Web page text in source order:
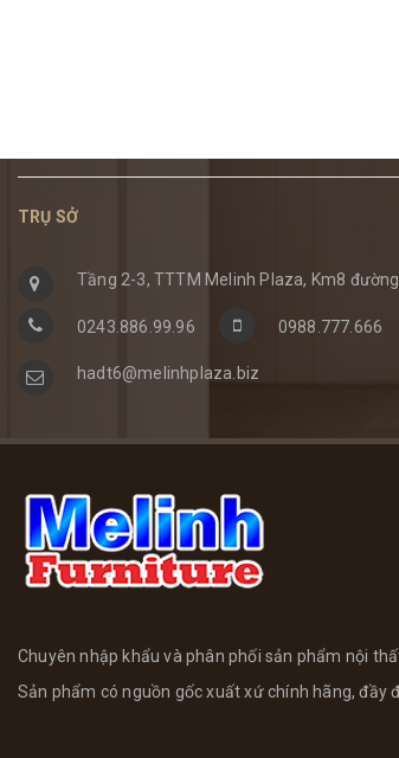
TRỤ SỞ
Tầng 2-3, TTTM Melinh Plaza, Km8
0243.886.99.96 0988.777.666
hadt6@melinhplaza.biz
Chuyên nhập khẩu và phân phối sản phẩm nội
Sản phẩm có nguồn gốc xuất xứ chính hãng, đầy